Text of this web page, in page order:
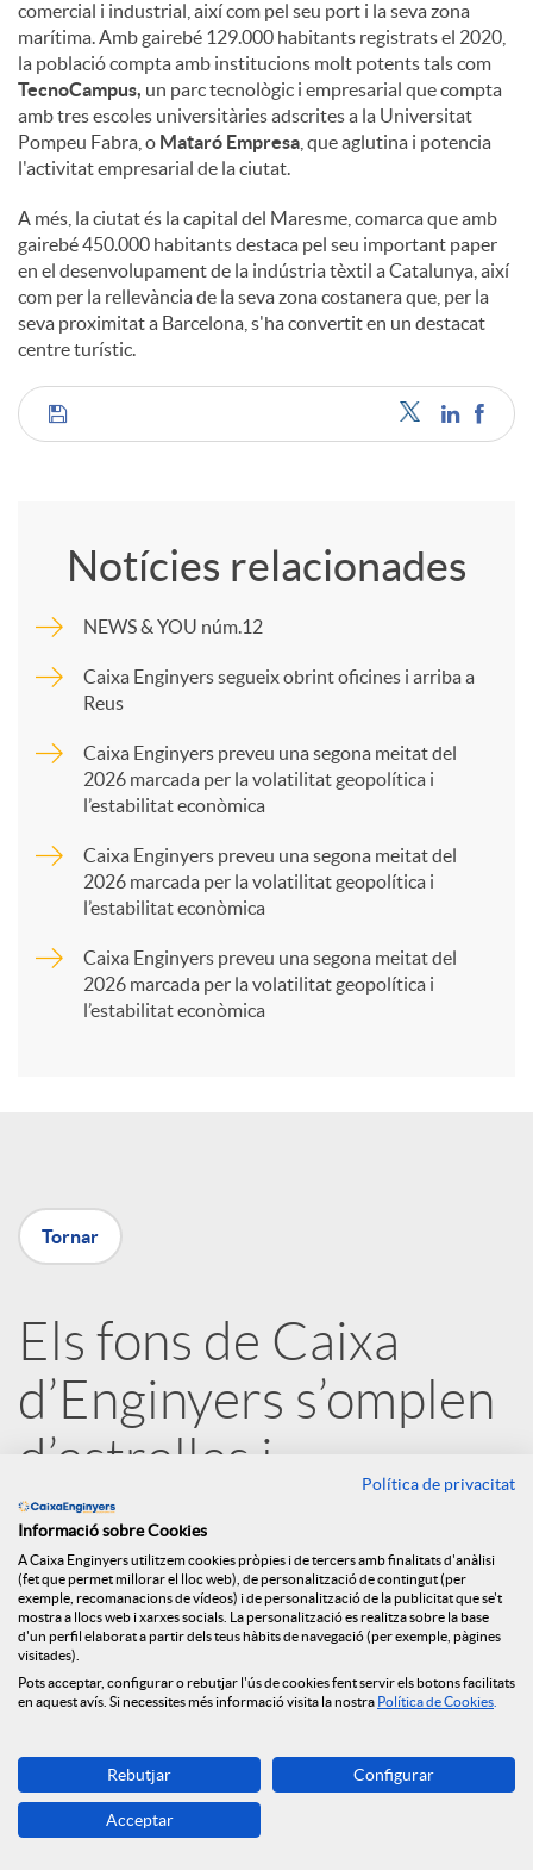
comercial i industrial, així com pel seu port i la seva zona
marítima. Amb gairebé 129.000 habitants registrats el 2020,
la població compta amb institucions molt potents tals com
TecnoCampus, un parc tecnològic i empresarial que compta
amb tres escoles universitàries adscrites a la Universitat
Pompeu Fabra, o Mataró Empresa , que aglutina i potencia
l'activitat empresarial de la ciutat.
A més, la ciutat és la capital del Maresme, comarca que amb
gairebé 450.000 habitants destaca pel seu important paper
en el desenvolupament de la indústria tèxtil a Catalunya, així
com per la rellevància de la seva zona costanera que, per la
seva proximitat a Barcelona, s'ha convertit en un destacat
centre turístic.
C
p
a
X
r
x
e
s
S
o
c
Notícies relacionades
NEWS & YOU núm.12
Caixa Enginyers segueix obrint oficines i arriba a
Reus
Caixa Enginyers preveu una segona meitat del
2026 marcada per la volatilitat geopolítica i
l’estabilitat econòmica
Caixa Enginyers preveu una segona meitat del
2026 marcada per la volatilitat geopolítica i
l’estabilitat econòmica
Caixa Enginyers preveu una segona meitat del
2026 marcada per la volatilitat geopolítica i
l’estabilitat econòmica
Tornar
Els fons de Caixa
d’Enginyers s’omplen
d’estrelles i
encapçalen els
rankings
21.07.2020
Política de privacitat
Informació sobre Cookies
A Caixa Enginyers utilitzem cookies pròpies i de tercers amb finalitats d'anàlisi
(fet que permet millorar el lloc web), de personalització de contingut (per
exemple, recomanacions de vídeos) i de personalització de la publicitat que se't
mostra a llocs web i xarxes socials. La personalització es realitza sobre la base
d'un perfil elaborat a partir dels teus hàbits de navegació (per exemple, pàgines
visitades).
Pots acceptar, configurar o rebutjar l'ús de cookies fent servir els botons facilitats
en aquest avís. Si necessites més informació visita la nostra Política de Cookies
Rebutjar Configurar
Acceptar